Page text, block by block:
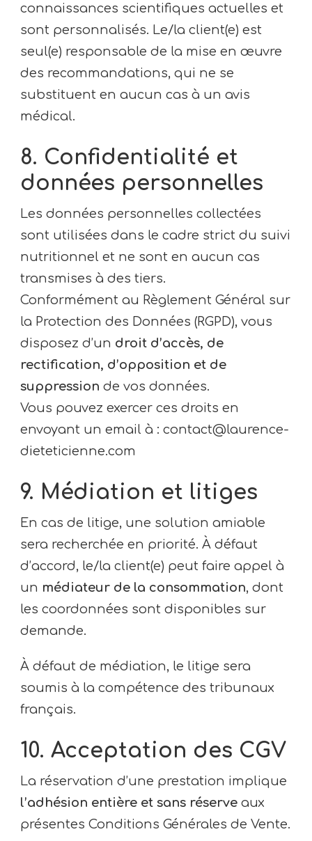
connaissances scientifiques actuelles et
sont personnalisés. Le/la client(e) est
seul(e) responsable de la mise en œuvre
des recommandations, qui ne se
substituent en aucun cas à un avis
médical.
8. Confidentialité et
données personnelles
Les données personnelles collectées
sont utilisées dans le cadre strict du suivi
nutritionnel et ne sont en aucun cas
transmises à des tiers.
Conformément au Règlement Général sur
la Protection des Données (RGPD), vous
disposez d’un droit d’accès, de
rectification, d’opposition et de
suppression de vos données.
Vous pouvez exercer ces droits en
envoyant un email à : contact@laurence-
dieteticienne.com
9. Médiation et litiges
En cas de litige, une solution amiable
sera recherchée en priorité. À défaut
d’accord, le/la client(e) peut faire appel à
un médiateur de la consommation, dont
les coordonnées sont disponibles sur
demande.
À défaut de médiation, le litige sera
soumis à la compétence des tribunaux
français.
10. Acceptation des CGV
La réservation d’une prestation implique
l’adhésion entière et sans réserve aux
présentes Conditions Générales de Vente.